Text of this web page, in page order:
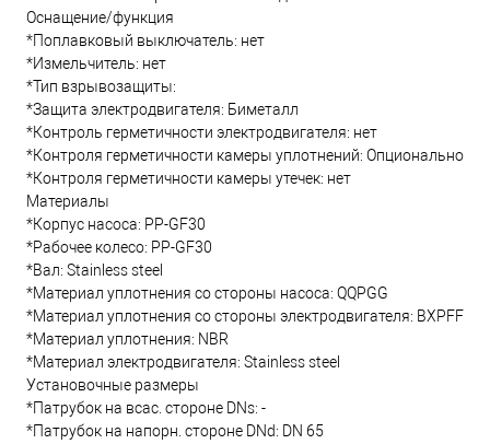
Оснащение/функция
*Поплавковый выключатель: нет
*Измельчитель: нет
*Тип взрывозащиты:
*Защита электродвигателя: Биметалл
*Контроль герметичности электродвигателя: нет
*Контроля герметичности камеры уплотнений: Опционально
*Контроля герметичности камеры утечек: нет
Материалы
*Корпус насоса: PP-GF30
*Рабочее колесо: PP-GF30
*Вал: Stainless steel
*Материал уплотнения со стороны насоса: QQPGG
*Материал уплотнения со стороны электродвигателя: BXPFF
*Материал уплотнения: NBR
*Материал электродвигателя: Stainless steel
Установочные размеры
*Патрубок на всас. стороне DNs: -
*Патрубок на напорн. стороне DNd: DN 65